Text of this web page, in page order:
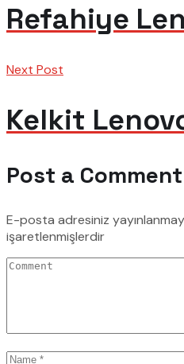
Refahiye
Next Post
Kelkit
Post a Comment
E-posta adresiniz
işaretlenmişlerdir